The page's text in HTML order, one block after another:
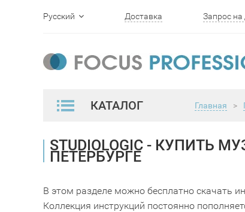
Русский
Доставка Запрос на
КАТАЛОГ Главная >
STUDIOLOGIC -
ПЕТЕРБУРГЕ
В этом разделе можно бесплатно скачать
Коллекция инструкций постоянно